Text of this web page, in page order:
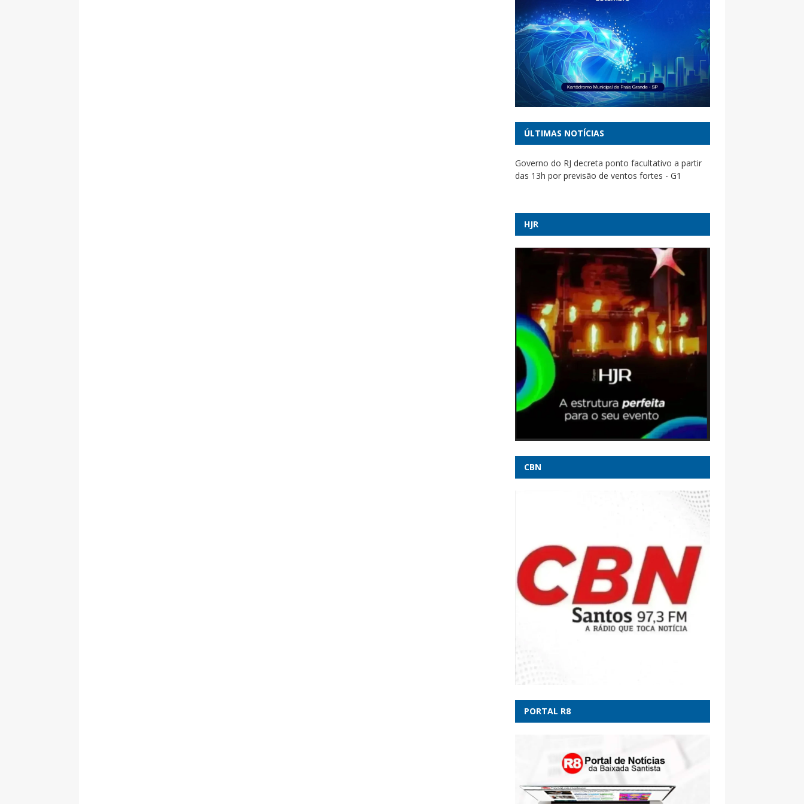
ÚLTIMAS NOTÍCIAS
Governo do RJ decreta ponto facultativo a partir
das 13h por previsão de ventos fortes - G1
emendas com prejuízo de R$55 mi - CNN Brasil
PT aciona TSE para tirar do ar site ligado ao PL e
suspender ‘hub’ de desinformação bolsonarista -
Ataque a tiros em escola na Tailândia deixa ao
menos cinco mortos - CNN Brasil
Cleitinho deve se reunir com presidente do
Republicanos nesta sexta em SP - CNN Brasil
20 anos da lei Maria da Penha: Veja importantes
decisões do STJ e STF - Migalhas
Romeu Zema declara patrimônio de R$ 178
milhões ao TSE; veja os bens do candidato -
Incêndio atinge galpão de fábrica de
Estadão
Ciclone-bomba: RS tem um morto, cinco feridos e
118 cidades com danos - CNN Brasil
HJR
CBN
PORTAL R8